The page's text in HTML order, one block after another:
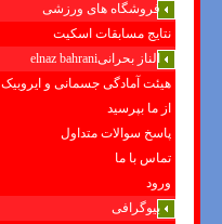
فروشگاه های ورزشی
نتایج مسابقات اسکیت
الناز بحرانیelnaz bahrani
هیئت آمادگی جسمانی و ایروبیک
از ما بپرسید
پاسخ سوالات متداول
تماس با ما
ورود
بیوگرافی